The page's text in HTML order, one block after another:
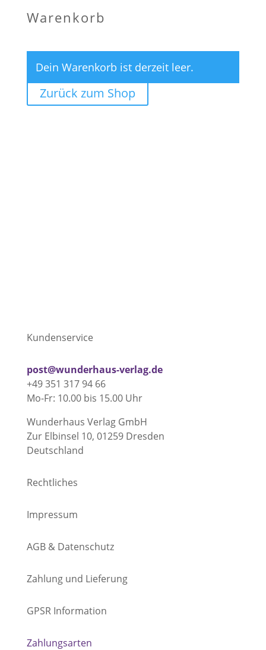
Warenkorb
Dein Warenkorb ist derzeit leer.
Zurück zum Shop
Kundenservice
post@wunderhaus-verlag.de
+49 351 317 94 66
Mo-Fr: 10.00 bis 15.00 Uhr
Wunderhaus Verlag GmbH
Zur Elbinsel 10, 01259 Dresden
Deutschland
Rechtliches
Impressum
AGB & Datenschutz
Zahlung und Lieferung
GPSR Information
Zahlungsarten